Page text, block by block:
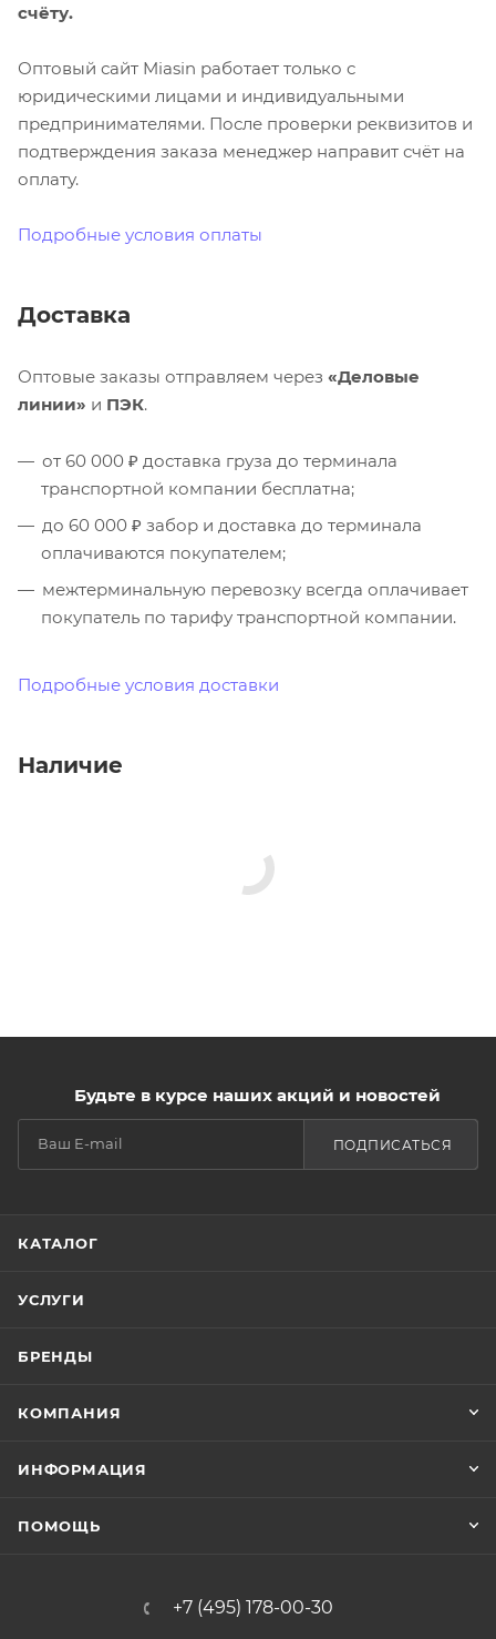
счёту.
Оптовый сайт Miasin работает только с
юридическими лицами и индивидуальными
предпринимателями. После проверки реквизитов и
подтверждения заказа менеджер направит счёт на
оплату.
Подробные условия оплаты
Доставка
Оптовые заказы отправляем через «Деловые
линии» и ПЭК.
от 60 000 ₽ доставка груза до терминала
транспортной компании бесплатна;
до 60 000 ₽ забор и доставка до терминала
оплачиваются покупателем;
межтерминальную перевозку всегда оплачивает
покупатель по тарифу транспортной компании.
Подробные условия доставки
Наличие
Будьте в курсе наших акций и новостей
ПОДПИСАТЬСЯ
КАТАЛОГ
УСЛУГИ
БРЕНДЫ
КОМПАНИЯ
ИНФОРМАЦИЯ
ПОМОЩЬ
+7 (495) 178-00-30